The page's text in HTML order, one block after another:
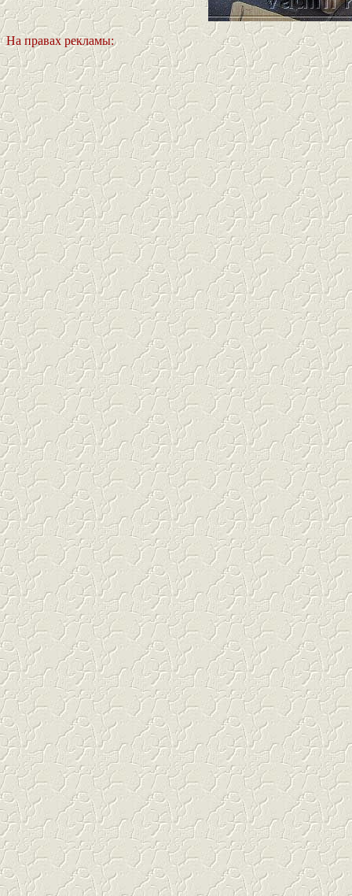
На правах рекламы: